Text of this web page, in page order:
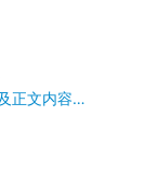
wordpress通过mysql数据库批量修改文章及正文内容教程